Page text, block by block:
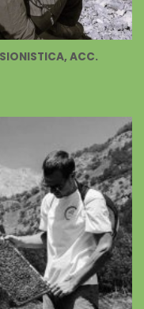
ACC.